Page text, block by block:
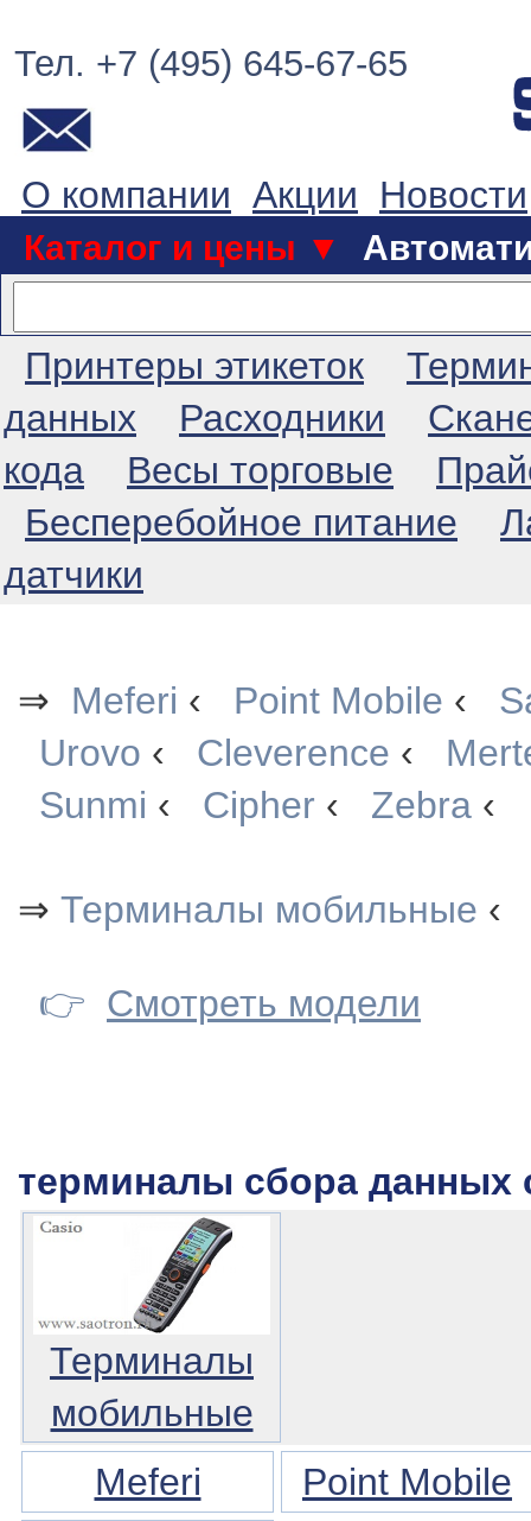
Тел. +7 (495) 645-67-65
О компании Акции Новости
Каталог и цены ▼
Принтеры этикеток
данных
Расходники
кода
Весы торговые
Бесперебойное питание
датчики
⇒ Meferi ‹ Point Mobile ‹
Urovo ‹ Cleverence ‹
Sunmi ‹ Cipher ‹ Zebra ‹
⇒ Терминалы мобильные ‹
👉 Смотреть модели
терминалы сбора данных
Терминалы
мобильные
Meferi
Point Mobile